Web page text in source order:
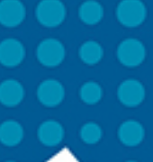
推進事業
代銷事業
建築顧問
桃園璞園領航猿籃球隊